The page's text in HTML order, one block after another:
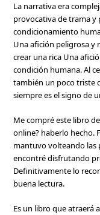
La narrativa era
provocativa de trama y
condicionamiento
Una afición peligrosa
crear una rica Una
condición humana. Al
también un poco triste
siempre es el signo de
Me compré este libro
online? haberlo hecho.
mantuvo volteando las
encontré disfrutando
Definitivamente lo
buena lectura.
Es un libro que atraerá